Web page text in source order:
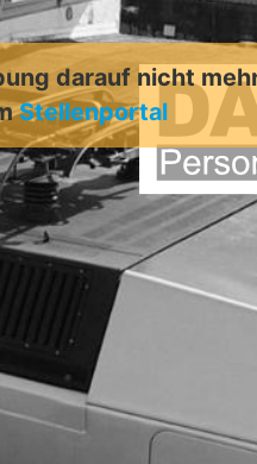
darauf nicht
Stellenportal